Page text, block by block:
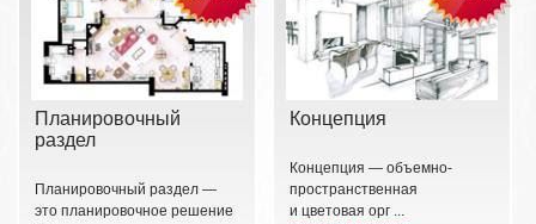
Планировочный
раздел
Планировочный раздел —
это планировочное решение
Концепция
Концепция — объемно-
пространственная
и цветовая орг ...